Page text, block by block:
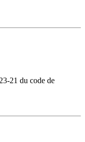
21 du code de